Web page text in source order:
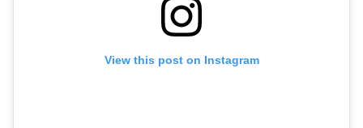
View this post on Instagram